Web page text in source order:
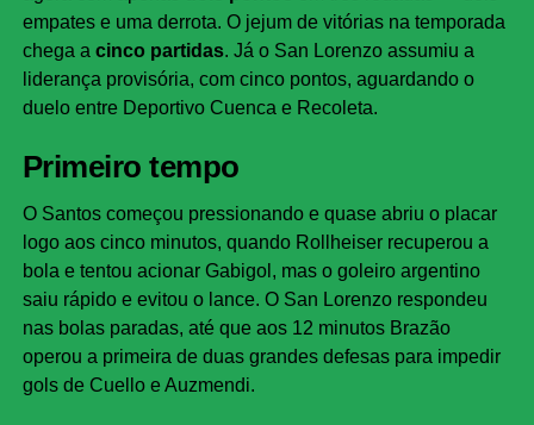
empates e uma derrota. O jejum de vitórias na temporada
chega a cinco partidas. Já o San Lorenzo assumiu a
liderança provisória, com cinco pontos, aguardando o
duelo entre Deportivo Cuenca e Recoleta.
Primeiro tempo
O Santos começou pressionando e quase abriu o placar
logo aos cinco minutos, quando Rollheiser recuperou a
bola e tentou acionar Gabigol, mas o goleiro argentino
saiu rápido e evitou o lance. O San Lorenzo respondeu
nas bolas paradas, até que aos 12 minutos Brazão
operou a primeira de duas grandes defesas para impedir
gols de Cuello e Auzmendi.